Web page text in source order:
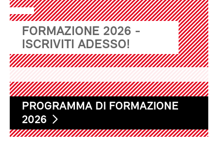
FORMAZIONE 2026 -
ISCRIVITI ADESSO!
PROGRAMMA DI FORMAZIONE
2026